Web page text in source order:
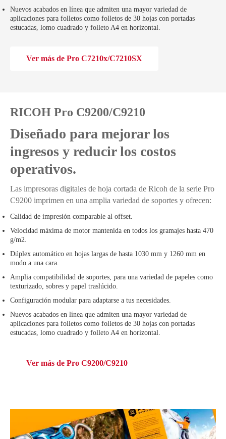
Nuevos acabados en línea que admiten una mayor variedad de
aplicaciones para folletos como folletos de 30 hojas con portadas
estucadas, lomo cuadrado y folleto A4 en horizontal.
Ver más de Pro C7210x/C7210SX
RICOH Pro C9200/C9210
Diseñado para mejorar los
ingresos y reducir los costos
operativos.
Las impresoras digitales de hoja cortada de Ricoh de la serie Pro
C9200 imprimen en una amplia variedad de soportes y ofrecen:
Calidad de impresión comparable al offset.
Velocidad máxima de motor mantenida en todos los gramajes hasta 470
g/m2.
Dúplex automático en hojas largas de hasta 1030 mm y 1260 mm en
modo a una cara.
Amplia compatibilidad de soportes, para una variedad de papeles como
texturizado, sobres y papel traslúcido.
Configuración modular para adaptarse a tus necesidades.
Nuevos acabados en línea que admiten una mayor variedad de
aplicaciones para folletos como folletos de 30 hojas con portadas
estucadas, lomo cuadrado y folleto A4 en horizontal.
Ver más de Pro C9200/C9210